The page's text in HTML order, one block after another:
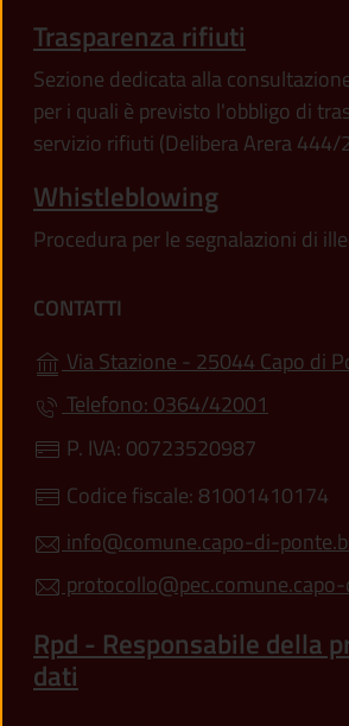
Trasparenza rifiuti
Sezione dedicata alla
per i quali è previsto l'obbligo di
servizio rifiuti (Delibera Arera 444/
Whistleblowing
Procedura per le segnalazioni di
CONTATTI
Via Stazione - 25044 Capo di
Telefono: 0364/42001
P. IVA: 00723520987
Codice fiscale: 81001410174
info@comune.capo-di-
Rpd - Responsabile della
dati